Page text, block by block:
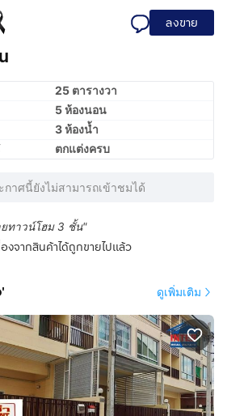
ลงขาย
25 ตารางวา
5 ห้องนอน
3 ห้องน้ำ
ตกแต่งครบ
กาศนี้ยังไม่สามารถเข้าชมได้
ทาวน์โฮม 3 ชั้น"
งจากสินค้าได้ถูกขายไปแล้ว
ดูเพิ่มเติม